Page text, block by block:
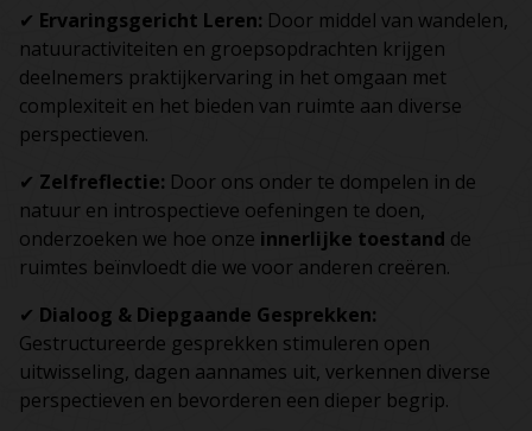
✔ Ervaringsgericht Leren: Door middel van wandelen,
natuuractiviteiten en groepsopdrachten krijgen
deelnemers praktijkervaring in het omgaan met
complexiteit en het bieden van ruimte aan diverse
perspectieven.
✔ Zelfreflectie: Door ons onder te dompelen in de
natuur en introspectieve oefeningen te doen,
onderzoeken we hoe onze innerlijke toestand de
ruimtes beïnvloedt die we voor anderen creëren.
✔ Dialoog & Diepgaande Gesprekken:
Gestructureerde gesprekken stimuleren open
uitwisseling, dagen aannames uit, verkennen diverse
perspectieven en bevorderen een dieper begrip.